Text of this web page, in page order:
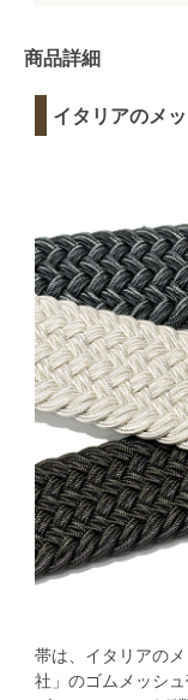
商品詳細
イタリアのメ
帯は、イタリアの
社」のゴムメッシュ